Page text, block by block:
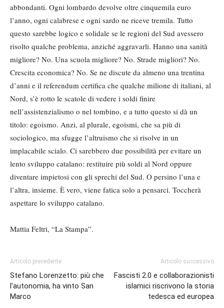
abbondanti. Ogni lombardo devolve oltre cinquemila euro
l’anno, ogni calabrese e ogni sardo ne riceve tremila. Tutto
questo sarebbe logico e solidale se le regioni del Sud avessero
risolto qualche problema, anziché aggravarli. Hanno una sanità
migliore? No. Una scuola migliore? No. Strade migliori? No.
Crescita economica? No. Se ne discute da almeno una trentina
d’anni e il referendum certifica che qualche milione di italiani, al
Nord, s’è rotto le scatole di vedere i soldi finire
nell’assistenzialismo o nel tombino, e a tutto questo si dà un
titolo: egoismo. Anzi, al plurale, egoismi, che sa più di
sociologico, ma sfugge l’altruismo che si risolve in un
implacabile scialo. Ci sarebbero due possibilità per evitare un
lento sviluppo catalano: restituire più soldi al Nord oppure
diventare impietosi con gli sprechi del Sud. O persino l’una e
l’altra, insieme. È vero, viene fatica solo a pensarci. Toccherà
aspettare lo sviluppo catalano.
Mattia Feltri, “La Stampa”.
Articolo precedente
Stefano Lorenzetto: più che
l’autonomia, ha vinto San
Marco
Articolo successivo
Fascisti 2.0 e collaborazionisti
islamici riscrivono la storia
tedesca ed europea